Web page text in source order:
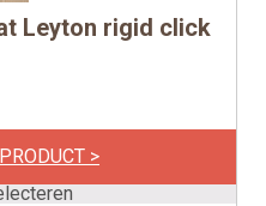
Leyton rigid click
>